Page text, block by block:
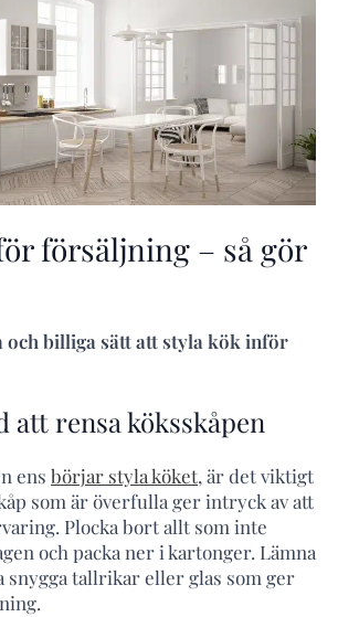
försäljning – så gör
och billiga sätt att styla kök inför
att rensa köksskåpen
ens börjar styla köket, är det viktigt
som är överfulla ger intryck av att
Plocka bort allt som inte
och packa ner i kartonger. Lämna
snygga tallrikar eller glas som ger